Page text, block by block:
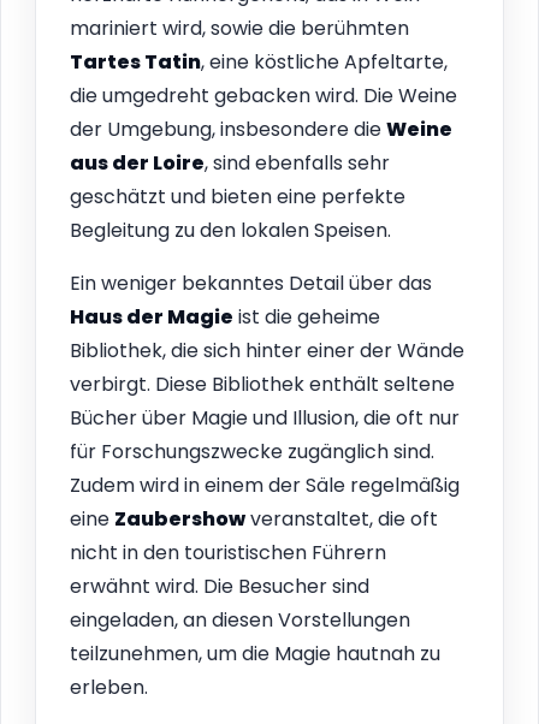
mariniert wird, sowie die berühmten
Tartes Tatin, eine köstliche Apfeltarte,
die umgedreht gebacken wird. Die Weine
der Umgebung, insbesondere dieWeine
aus der Loire, sind ebenfalls sehr
geschätzt und bieten eine perfekte
Begleitung zu den lokalen Speisen.
Ein weniger bekanntes Detail über das
Haus der Magie ist die geheime
Bibliothek, die sich hinter einer der Wände
verbirgt. Diese Bibliothek enthält seltene
Bücher über Magie und Illusion, die oft nur
für Forschungszwecke zugänglich sind.
Zudem wird in einem der Säle regelmäßig
eine Zaubershowveranstaltet, die oft
nicht in den touristischen Führern
erwähnt wird. Die Besucher sind
eingeladen, an diesen Vorstellungen
teilzunehmen, um die Magie hautnah zu
erleben.